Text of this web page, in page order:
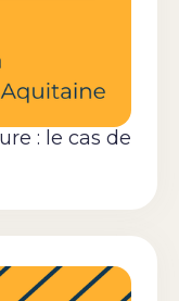
: le cas de